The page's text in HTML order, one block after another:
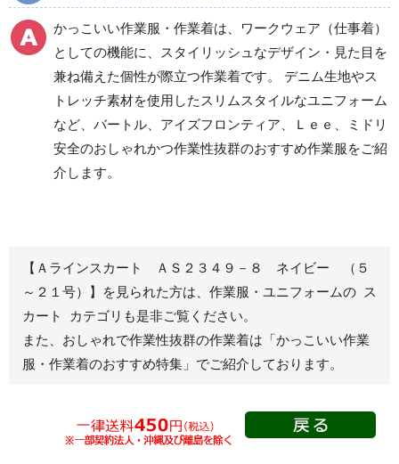
ツ
クリーンウェアワーク
パンツ
レディース作業着
ブルゾン
ジャンパー
秋冬長袖
春夏半袖
スモック
秋冬長袖
シャツ
かっこいい作業服・作業着は、ワークウェア（仕事着）
としての機能に、スタイリッシュなデザイン・見た目を
兼ね備えた個性が際立つ作業着です。 デニム生地やス
トレッチ素材を使用したスリムスタイルなユニフォーム
など、バートル、アイズフロンティア、Ｌｅｅ、ミドリ
安全のおしゃれかつ作業性抜群のおすすめ作業服をご紹
介します。
【Ａラインスカート ＡＳ２３４９－８ ネイビー （５
～２１号）】を見られた方は、作業服・ユニフォームの ス
カート カテゴリも是非ご覧ください。
また、おしゃれで作業性抜群の作業着は 「かっこいい作業
服・作業着のおすすめ特集」 でご紹介しております。